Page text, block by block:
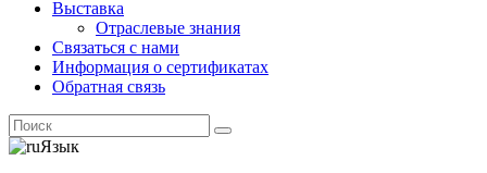
Выставка
Отраслевые знания
Связаться с нами
Информация о сертификатах
Обратная связь
Язык